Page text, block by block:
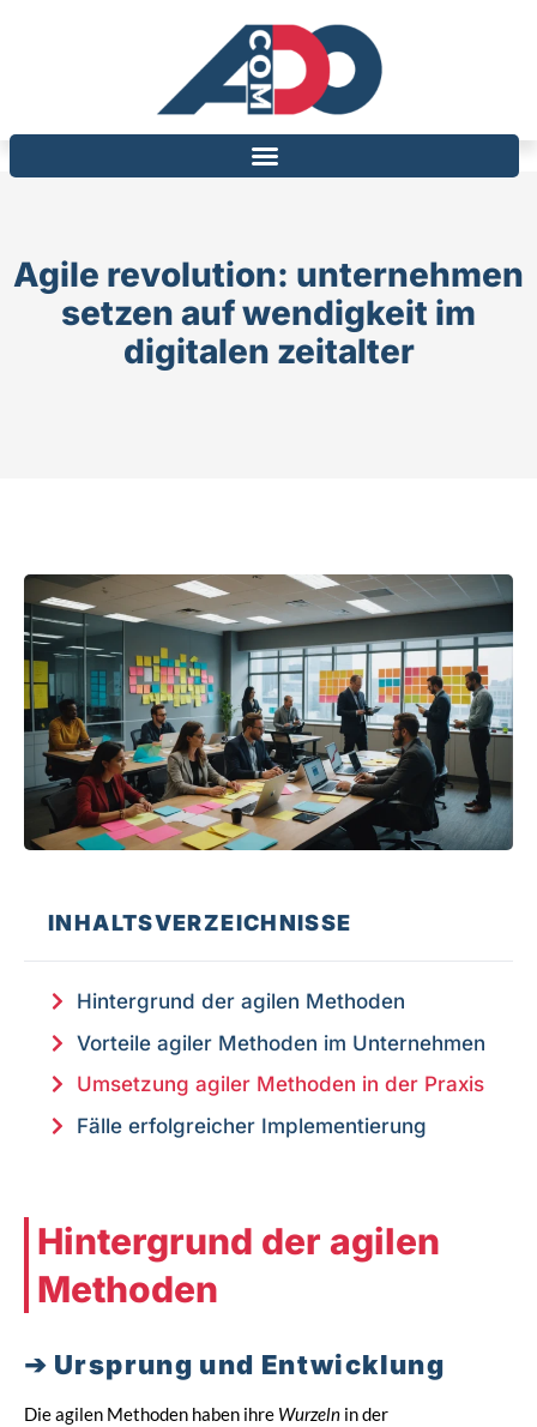
Agile revolution: unternehmen
setzen auf wendigkeit im
digitalen zeitalter
INHALTSVERZEICHNISSE
Hintergrund der agilen Methoden
Vorteile agiler Methoden im Unternehmen
Umsetzung agiler Methoden in der Praxis
Fälle erfolgreicher Implementierung
Hintergrund der agilen
Methoden
Ursprung und Entwicklung
Die agilen Methoden haben ihre Wurzeln in der